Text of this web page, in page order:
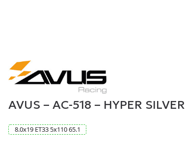
AVUS – AC-518 – HYPER SILVER
8.0x19 ET33 5x11065.1